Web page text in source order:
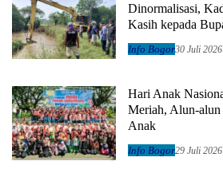
Dinormalisasi,
Kasih kepada
Info Bogor30 Juli 2026
Hari Anak
Meriah, Alun-alun
Anak
Info Bogor29 Juli 2026